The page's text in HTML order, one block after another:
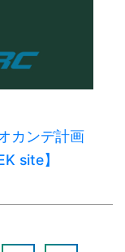
カンデ計画
site】